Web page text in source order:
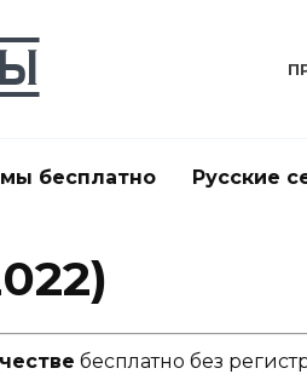
бесплатно Русские
бесплатно без